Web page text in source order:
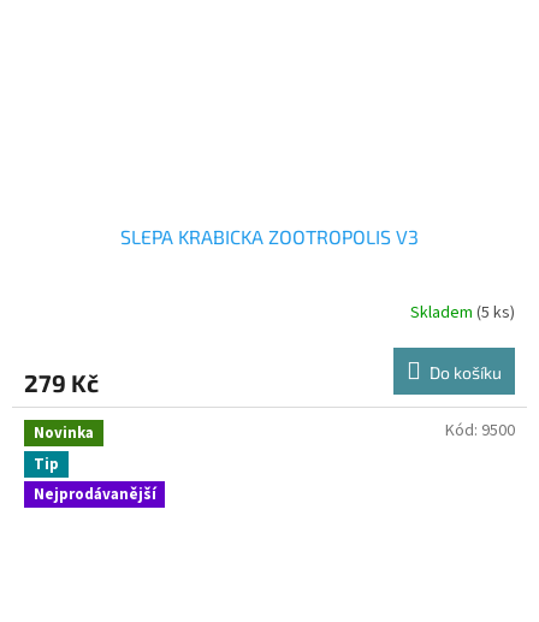
SLEPA KRABICKA ZOOTROPOLIS V3
Skladem (5 ks)
279 Kč Do košíku
Novinka
Tip
Nejprodávanější
Kód: 9500